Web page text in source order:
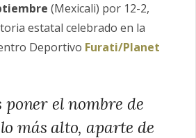
(Mexicali) por 12-2,
estatal celebrado en la
Deportivo Furati/Planet
poner el nombre de
más alto, aparte de